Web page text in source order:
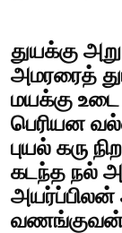
துயக்கு
அமரரைத்
மயக்கு
பெரியன
புயல் கரு
கடந்த நல்
அயர்ப்பிலன்
வணங்குவன்